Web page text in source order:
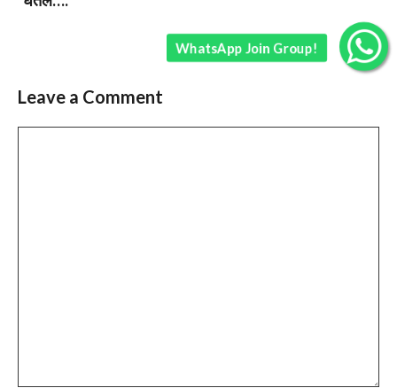
Leave a Comment
WhatsApp Join Group!